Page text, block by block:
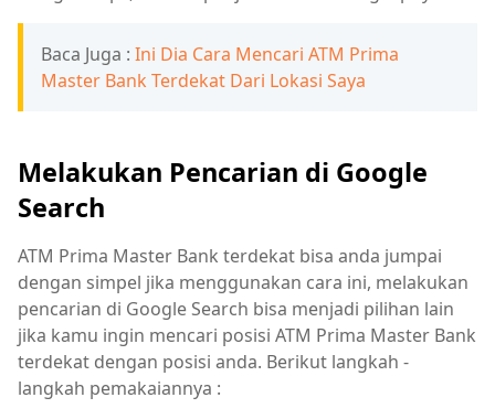
Baca Juga : Ini Dia Cara Mencari ATM Prima
Master Bank Terdekat Dari Lokasi Saya
Melakukan Pencarian di Google
Search
ATM Prima Master Bank terdekat bisa anda jumpai
dengan simpel jika menggunakan cara ini, melakukan
pencarian di Google Search bisa menjadi pilihan lain
jika kamu ingin mencari posisi ATM Prima Master Bank
terdekat dengan posisi anda. Berikut langkah -
langkah pemakaiannya :